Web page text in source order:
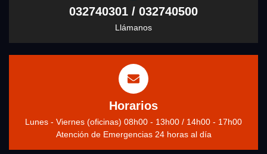
032740301 / 032740500
Llámanos
Horarios
Lunes - Viernes (oficinas) 08h00 - 13h00 / 14h00 - 17h00
Atención de Emergencias 24 horas al día